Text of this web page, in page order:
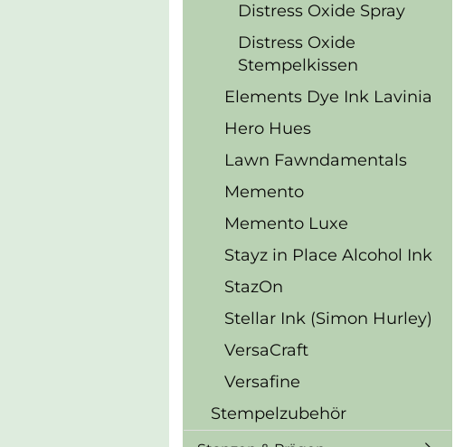
Distress Oxide Spray
Distress Oxide
Stempelkissen
Elements Dye Ink Lavinia
Hero Hues
Lawn Fawndamentals
Memento
Memento Luxe
Stayz in Place Alcohol Ink
StazOn
Stellar Ink (Simon Hurley)
VersaCraft
Versafine
Stempelzubehör